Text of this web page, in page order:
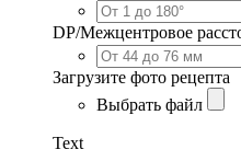
DP/Межцентровое
Загрузите фото рецепта
Выбрать файл
Text